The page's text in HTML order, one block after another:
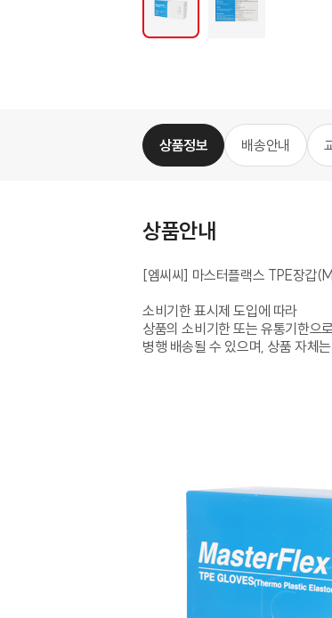
상품정보 배송안내
상품안내
[엠씨씨] 마스터플랙스 TPE장갑
소비기한 표시제 도입에 따라
상품의 소비기한 또는 유통기한으
병행 배송될 수 있으며, 상품 자체